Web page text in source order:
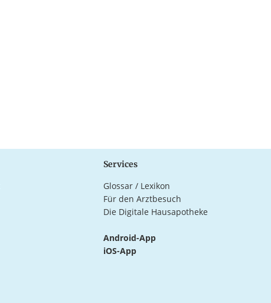
Services
Glossar / Lexikon
Für den Arztbesuch
Die Digitale Hausapotheke
Android-App
iOS-App